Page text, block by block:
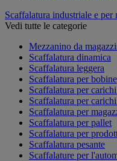
Scaffalatura industriale e per
Vedi tutte le categorie
Mezzanino da
Scaffalatura dinamica
Scaffalatura leggera
Scaffalatura per bobine
Scaffalatura per
Scaffalatura per
Scaffalatura per
Scaffalatura per pallet
Scaffalatura per
Scaffalatura pesante
Scaffalature per